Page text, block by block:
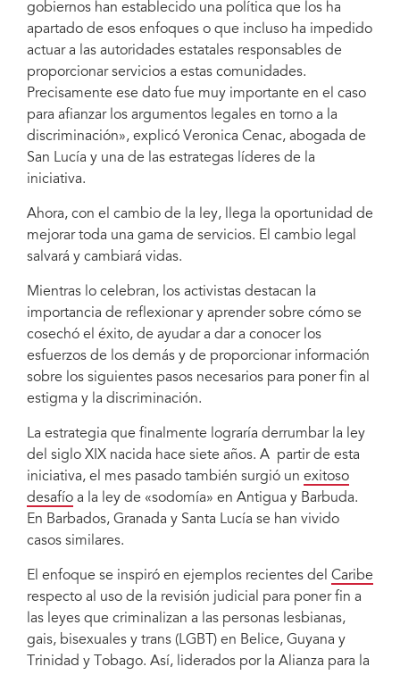
gobiernos han establecido una política que los ha
apartado de esos enfoques o que incluso ha impedido
actuar a las autoridades estatales responsables de
proporcionar servicios a estas comunidades.
Precisamente ese dato fue muy importante en el caso
para afianzar los argumentos legales en torno a la
discriminación», explicó Veronica Cenac, abogada de
San Lucía y una de las estrategas líderes de la
iniciativa.
Ahora, con el cambio de la ley, llega la oportunidad de
mejorar toda una gama de servicios. El cambio legal
salvará y cambiará vidas.
Mientras lo celebran, los activistas destacan la
importancia de reflexionar y aprender sobre cómo se
cosechó el éxito, de ayudar a dar a conocer los
esfuerzos de los demás y de proporcionar información
sobre los siguientes pasos necesarios para poner fin al
estigma y la discriminación.
La estrategia que finalmente lograría derrumbar la ley
del siglo XIX nacida hace siete años. A partir de esta
iniciativa, el mes pasado también surgió un exitoso
desafío a la ley de «sodomía» en Antigua y Barbuda.
En Barbados, Granada y Santa Lucía se han vivido
casos similares.
El enfoque se inspiró en ejemplos recientes del Caribe
respecto al uso de la revisión judicial para poner fin a
las leyes que criminalizan a las personas lesbianas,
gais, bisexuales y trans (LGBT) en Belice, Guyana y
Trinidad y Tobago. Así, liderados por la Alianza para la